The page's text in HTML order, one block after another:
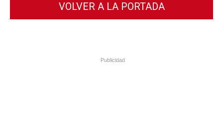
VOLVER A LA PORTADA
Publicidad